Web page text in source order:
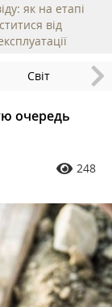
як на етапі
від
Світ
очередь
248